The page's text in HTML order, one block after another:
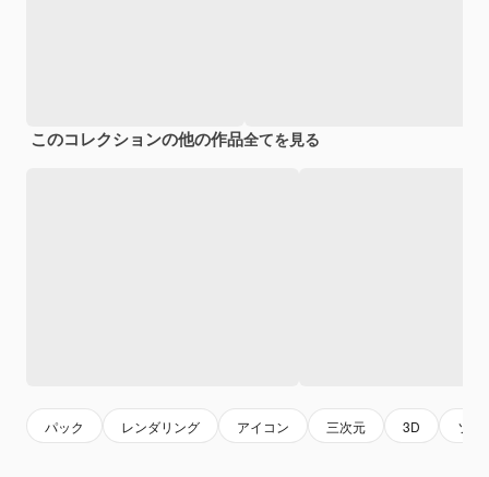
このコレクションの他の作品全てを見る
パック レンダリング アイコン 三次元 3D ソ